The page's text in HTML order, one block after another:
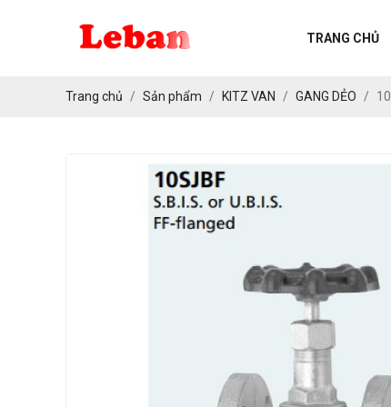
TRANG CHỦ
KITZ VANTrang chủ Sản phẩm KITZ VAN GANG DẺO